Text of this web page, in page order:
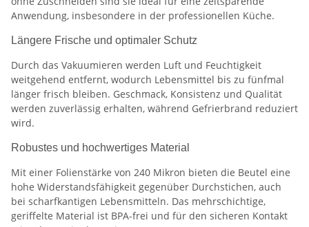
Anwendung, insbesondere in der professionellen Küche.
Längere Frische und optimaler Schutz
Durch das Vakuumieren werden Luft und Feuchtigkeit
weitgehend entfernt, wodurch Lebensmittel bis zu fünfmal
länger frisch bleiben. Geschmack, Konsistenz und Qualität
werden zuverlässig erhalten, während Gefrierbrand reduziert
wird.
Robustes und hochwertiges Material
Mit einer Folienstärke von 240 Mikron bieten die Beutel eine
hohe Widerstandsfähigkeit gegenüber Durchstichen, auch
bei scharfkantigen Lebensmitteln. Das mehrschichtige,
geriffelte Material ist BPA-frei und für den sicheren Kontakt